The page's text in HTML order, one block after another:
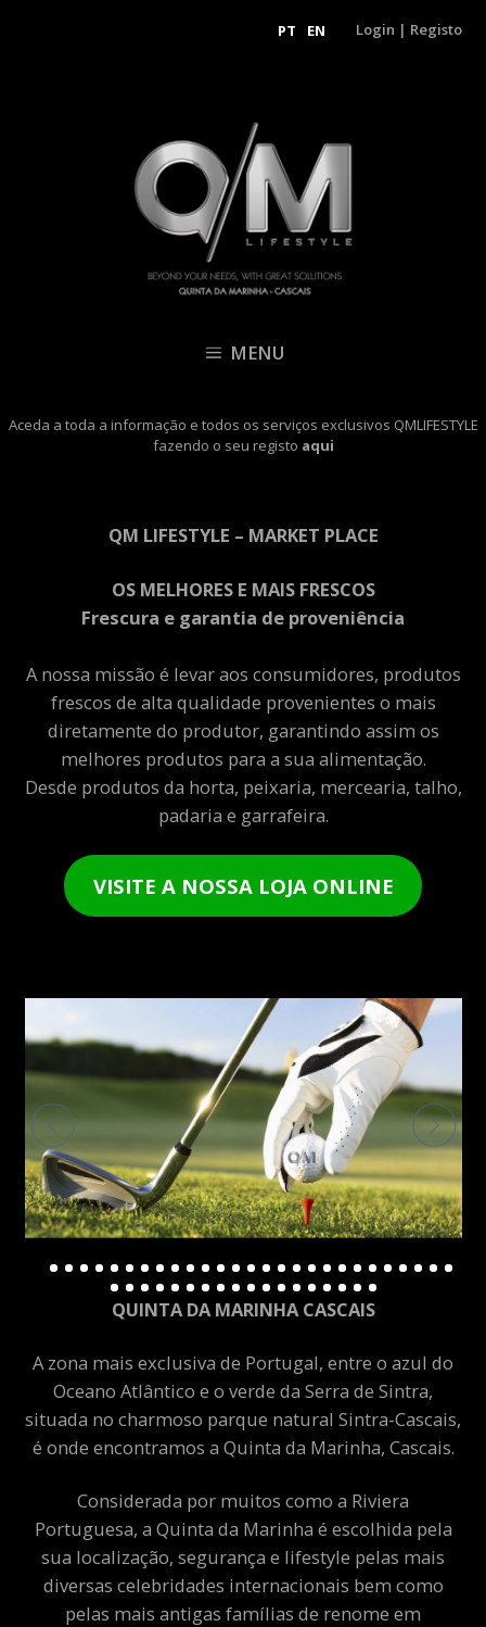
PT EN Login | Registo
MENU
Aceda a toda a informação e todos os serviços exclusivos QMLIFESTYLE
fazendo o seu registo aqui
QM LIFESTYLE – MARKET PLACE
OS MELHORES E MAIS FRESCOS
Frescura e garantia de proveniência
A nossa missão é levar aos consumidores, produtos
frescos de alta qualidade provenientes o mais
diretamente do produtor, garantindo assim os
melhores produtos para a sua alimentação.
Desde produtos da horta, peixaria, mercearia, talho,
padaria e garrafeira.
VISITE A NOSSA LOJA ONLINE
QUINTA DA MARINHA CASCAIS
A zona mais exclusiva de Portugal, entre o azul do
Oceano Atlântico e o verde da Serra de Sintra,
situada no charmoso parque natural Sintra-Cascais,
é onde encontramos a Quinta da Marinha, Cascais.
Considerada por muitos como a Riviera
Portuguesa, a Quinta da Marinha é escolhida pela
sua localização, segurança e lifestyle pelas mais
diversas celebridades internacionais bem como
pelas mais antigas famílias de renome em